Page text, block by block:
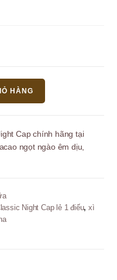
HÀNG
Cap chính hãng tại
ngọt ngào êm dịu,
Night Cap lẻ 1 điếu,xì